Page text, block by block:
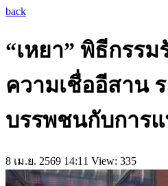
back
“เหยา” พิธีกรร
ความเชื่ออีสาน
บรรพชนกับการ
8 เม.ย. 2569 14:11 View: 335